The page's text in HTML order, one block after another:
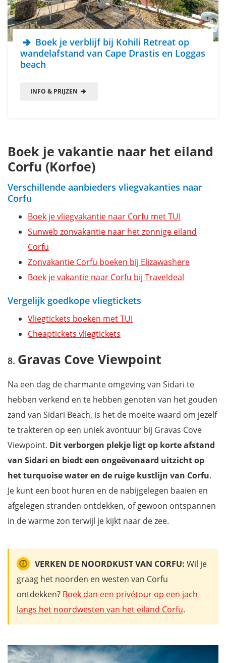
Boek je verblijf bij Kohili Retreat op
wandelafstand van Cape Drastis en Loggas
beach
INFO & PRIJZEN
Boek je vakantie naar het eiland
Corfu (Korfoe)
Verschillende aanbieders vliegvakanties naar
Corfu
Boek je vliegvakantie naar Corfu met TUI
Sunweb zonvakantie naar het zonnige eiland
Corfu
Zonvakantie Corfu boeken bij Elizawashere
Boek je vakantie naar Corfu bij Traveldeal
Vergelijk goedkope vliegtickets
Vliegtickets boeken met TUI
Cheaptickets vliegtickets
Gravas Cove Viewpoint
Na een dag de charmante omgeving van Sidari te
hebben verkend en te hebben genoten van het gouden
zand van Sidari Beach, is het de moeite waard om jezelf
te trakteren op een uniek avontuur bij Gravas Cove
Viewpoint. Dit verborgen plekje ligt op korte afstand
van Sidari en biedt een ongeëvenaard uitzicht op
het turquoise water en de ruige kustlijn van Corfu.
Je kunt een boot huren en de nabijgelegen baaien en
afgelegen stranden ontdekken, of gewoon ontspannen
in de warme zon terwijl je kijkt naar de zee.
VERKEN DE NOORDKUST VAN CORFU:Wil je
graag het noorden en westen van Corfu
ontdekken? Boek dan een privétour op een jach
langs het noordwesten van het eiland Corfu.